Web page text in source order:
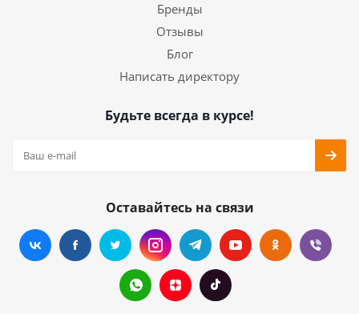
Бренды
Отзывы
Блог
Написать директору
Будьте всегда в курсе!
Оставайтесь на связи